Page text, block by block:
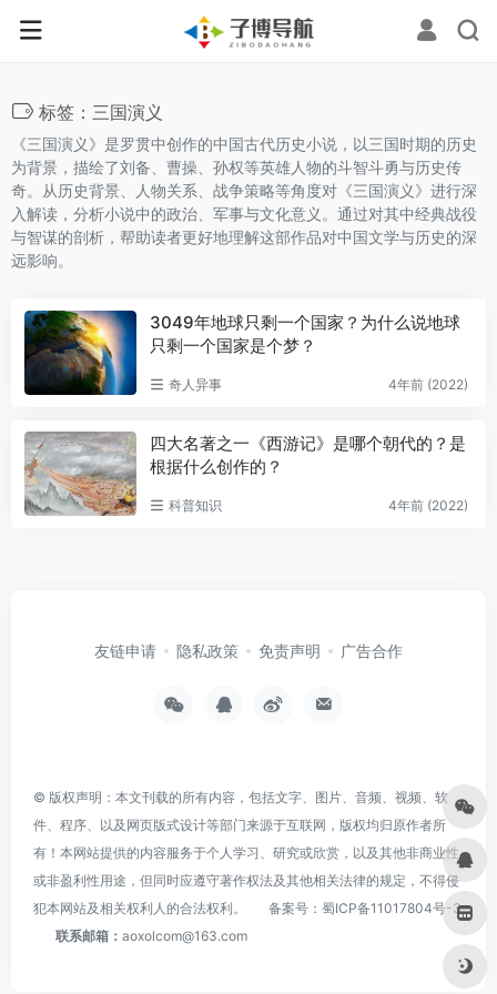
标签：三国演义
《三国演义》是罗贯中创作的中国古代历史小说，以三国时期的历史
为背景，描绘了刘备、曹操、孙权等英雄人物的斗智斗勇与历史传
奇。从历史背景、人物关系、战争策略等角度对《三国演义》进行深
入解读，分析小说中的政治、军事与文化意义。通过对其中经典战役
与智谋的剖析，帮助读者更好地理解这部作品对中国文学与历史的深
远影响。
3049年地球只剩一个国家？为什么说地球
只剩一个国家是个梦？
奇人异事 4年前 (2022)
四大名著之一《西游记》是哪个朝代的？是
根据什么创作的？
科普知识 4年前 (2022)
友链申请 隐私政策 免责声明 广告合作
© 版权声明：本文刊载的所有内容，包括文字、图片、音频、视频、软
件、程序、以及网页版式设计等部门来源于互联网，版权均归原作者所
有！本网站提供的内容服务于个人学习、研究或欣赏，以及其他非商业性
或非盈利性用途，但同时应遵守著作权法及其他相关法律的规定，不得侵
犯本网站及相关权利人的合法权利。
备案号： 蜀ICP备11017804号-3
联系邮箱： aoxolcom@163.com